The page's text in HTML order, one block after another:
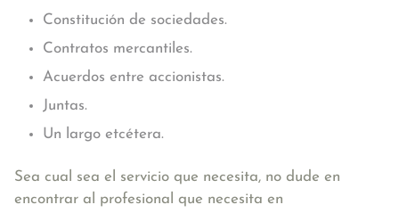
Constitución de sociedades.
Contratos mercantiles.
Acuerdos entre accionistas.
Juntas.
Un largo etcétera.
Sea cual sea el servicio que necesita, no dude en
encontrar al profesional que necesita en